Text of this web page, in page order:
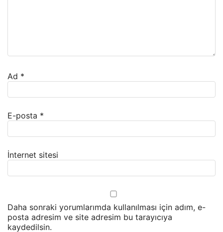
Ad *
E-posta *
İnternet sitesi
Daha sonraki yorumlarımda kullanılması için adım, e-
posta adresim ve site adresim bu tarayıcıya
kaydedilsin.